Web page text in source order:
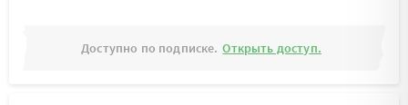
Доступно по подписке. Открыть доступ.